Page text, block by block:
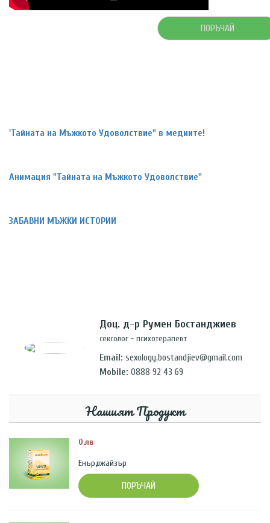
ПОРЪЧАЙ
'Тайната на Мъжкото Удоволствие" в медиите!
Анимация "Тайната на Мъжкото Удоволствие"
ЗАБАВНИ МЪЖКИ ИСТОРИИ
Доц. д-р Румен Бостанджиев
сексолог - психотерапевт
Email: sexology.bostandjiev@gmail.com
Mobile: 0888 92 43 69
Нашият Продукт
0.лв
Енърджайзър
ПОРЪЧАЙ